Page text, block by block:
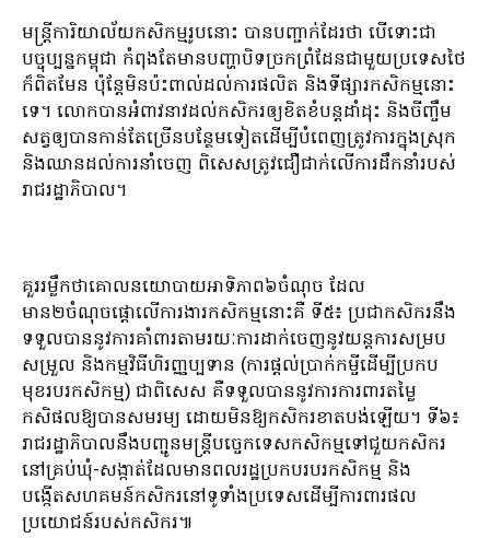
មន្ត្រីការិយាល័យកសិកម្មរូបនោះ បានបញ្ជាក់ដែរថា បើទោះជា
បច្ចុប្បន្នកម្ពុជា កំពុងតែមានបញ្ហាបិទច្រកព្រំដែនជាមួយប្រទេសថៃ
ក៏ពិតមែន ប៉ុន្តែមិនប៉ះពាល់ដល់ការផលិត និងទីផ្សារកសិកម្មនោះ
ទេ។ លោកបានអំពាវនាវដល់កសិករឲ្យខិតខំបន្តដាំដុះ និងចីញ្ចឹម
សត្វឲ្យបានកាន់តែច្រើនបន្ថែមទៀតដើម្បីបំពេញត្រូវការក្នុងស្រុក
និងឈានដល់ការនាំចេញ ពិសេសត្រូវជឿជាក់លើការដឹកនាំរបស់
រាជរដ្ឋាភិបាល។
គួររម្លឹកថាគោលនយោបាយអាទិភាព៦ចំណុច ដែល
មាន២ចំណុចផ្តោលើការងារកសិកម្មនោះគឺ ទី៥៖ ប្រជាកសិករនឹង
ទទួលបាននូវការគាំពារតាមរយៈការដាក់ចេញនូវយន្តការសម្រប
សម្រួល និងកម្មវិធីហិរញ្ញប្បទាន (ការផ្ដល់ប្រាក់កម្ចីដើម្បីប្រកប
មុខរបរកសិកម្ម) ជាពិសេស គឺទទួលបាននូវការការពារតម្លៃ
កសិផលឱ្យបានសមរម្យ ដោយមិនឱ្យកសិករខាតបង់ឡើយ។ ទី៦៖
រាជរដ្ឋាភិបាលនឹងបញ្ជូនមន្ត្រីបច្ចេកទេសកសិកម្មទៅជួយកសិករ
នៅគ្រប់ឃុំ-សង្កាត់ដែលមានពលរដ្ឋប្រកបរបរកសិកម្ម និង
បង្កើតសហគមន៍កសិករនៅទូទាំងប្រទេសដើម្បីការពារផល
ប្រយោជន៍របស់កសិករ៕